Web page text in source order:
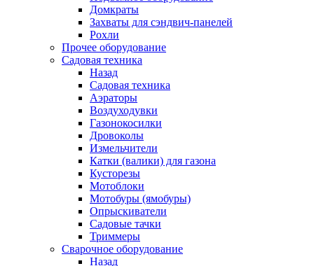
Домкраты
Захваты для сэндвич-панелей
Рохли
Прочее оборудование
Садовая техника
Назад
Садовая техника
Аэраторы
Воздуходувки
Газонокосилки
Дровоколы
Измельчители
Катки (валики) для газона
Кусторезы
Мотоблоки
Мотобуры (ямобуры)
Опрыскиватели
Садовые тачки
Триммеры
Сварочное оборудование
Назад